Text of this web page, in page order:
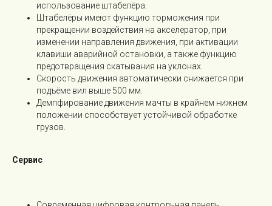
использование штабелёра.
Штабелёры имеют функцию торможения при
прекращении воздействия на акселератор, при
изменении направления движения, при активации
клавиши аварийной остановки, а также функцию
предотвращения скатывания на уклонах.
Скорость движения автоматически снижается при
подъёме вил выше 500 мм.
Демпфирование движения мачты в крайнем нижнем
положении способствует устойчивой обработке
грузов.
Сервис